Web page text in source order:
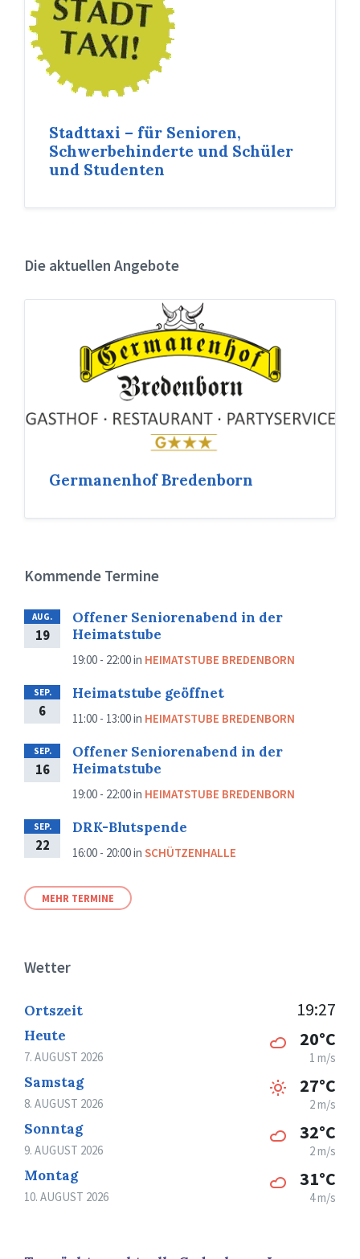
Stadttaxi – für Senioren,
Schwerbehinderte und Schüler
und Studenten
Die aktuellen Angebote
Germanenhof Bredenborn
Kommende Termine
AUG.
19
Offener Seniorenabend in der
Heimatstube
19:00 - 22:00in HEIMATSTUBE BREDENBORN
SEP.
6
Heimatstube geöffnet
11:00 - 13:00in HEIMATSTUBE BREDENBORN
SEP.
16
Offener Seniorenabend in der
Heimatstube
19:00 - 22:00in HEIMATSTUBE BREDENBORN
SEP.
22
DRK-Blutspende
16:00 - 20:00in SCHÜTZENHALLE
MEHR TERMINE
Wetter
Ortszeit 19:27
Heute
7. AUGUST 2026
20°C
1 m/s
Samstag
8. AUGUST 2026
27°C
2 m/s
Sonntag
9. AUGUST 2026
32°C
2 m/s
Montag
10. AUGUST 2026
31°C
4 m/s